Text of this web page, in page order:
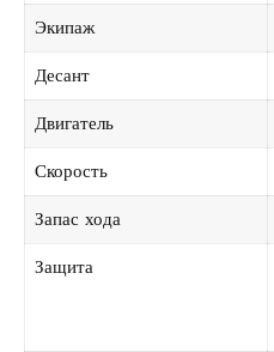
Экипаж
Десант
Двигатель
Скорость
Запас хода
Защита